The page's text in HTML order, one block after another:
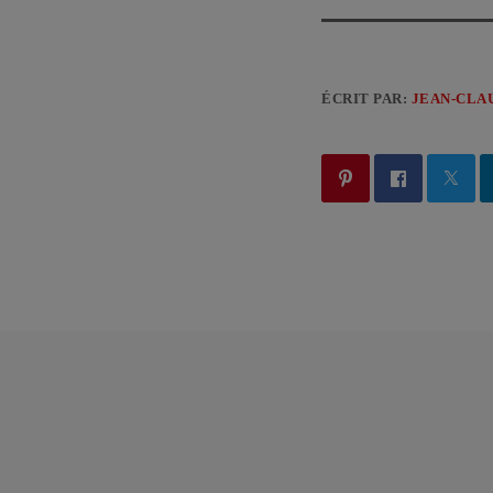
ÉCRIT PAR: JEAN-